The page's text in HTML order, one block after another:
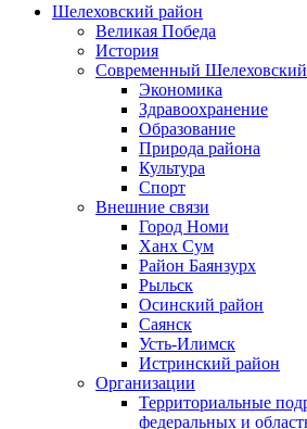
Шелеховский район
Великая Победа
История
Современный
Экономика
Здравоохранение
Образование
Природа района
Культура
Спорт
Внешние связи
Город Номи
Ханх Сум
Район Баянзурх
Рыльск
Осинский район
Саянск
Усть-Илимск
Истринский район
Организации
Территориальные
федеральных и